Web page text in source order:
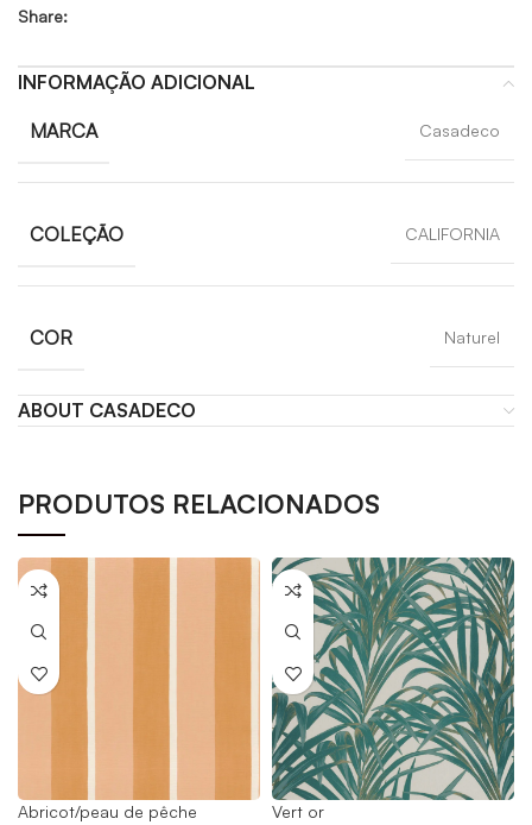
Share:
INFORMAÇÃO ADICIONAL
MARCA Casadeco
COLEÇÃO CALIFORNIA
COR Naturel
ABOUT CASADECO
PRODUTOS RELACIONADOS
Abricot/peau de pêche Vert or